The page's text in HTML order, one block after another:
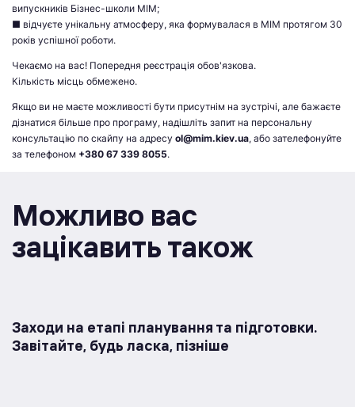
випускників Бізнес-школи МІМ;
■ відчуєте унікальну атмосферу, яка формувалася в МІМ протягом 30
років успішної роботи.
Чекаємо на вас! Попередня реєстрація обов'язкова.
Кількість місць обмежено.
Якщо ви не маєте можливості бути присутнім на зустрічі, але бажаєте
дізнатися більше про програму, надішліть запит на персональну
консультацію по скайпу на адресу ol@mim.kiev.ua, або зателефонуйте
за телефоном +380 67 339 8055.
Можливо вас
зацікавить також
Заходи на етапі планування та підготовки.
Завітайте, будь ласка, пізніше